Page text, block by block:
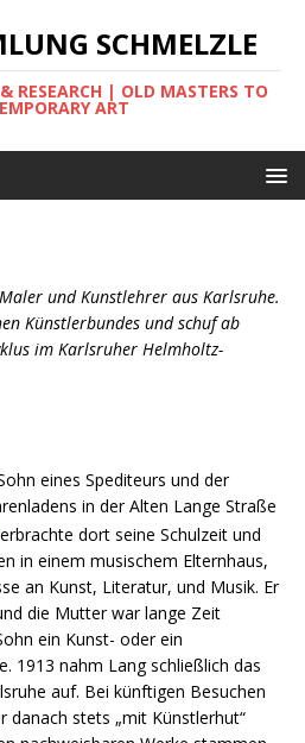
SCHMELZLE
RESEARCH | OLD MASTERS TO
ART
und Kunstlehrer aus Karlsruhe.
Künstlerbundes und schuf ab
im Karlsruher Helmholtz-
eines Spediteurs und der
in der Alten Lange Straße
dort seine Schulzeit und
in einem musischem Elternhaus,
an Kunst, Literatur, und Musik. Er
die Mutter war lange Zeit
ein Kunst- oder ein
1913 nahm Lang schließlich das
auf. Bei künftigen Besuchen
danach stets „mit Künstlerhut“